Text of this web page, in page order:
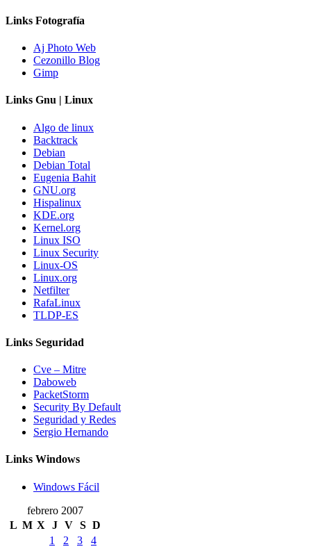
Links Fotografía
Aj Photo Web
Cezonillo Blog
Gimp
Links Gnu | Linux
Algo de linux
Backtrack
Debian
Debian Total
Eugenia Bahit
GNU.org
Hispalinux
KDE.org
Kernel.org
Linux ISO
Linux Security
Linux-OS
Linux.org
Netfilter
RafaLinux
TLDP-ES
Links Seguridad
Cve – Mitre
Daboweb
PacketStorm
Security By Default
Seguridad y Redes
Sergio Hernando
Links Windows
Windows Fácil
febrero 2007
L M X J V S D
1
2 3 4